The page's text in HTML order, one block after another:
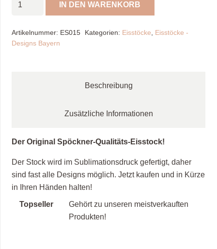
Menge
IN DEN WARENKORB
Artikelnummer: ES015 Kategorien: Eisstöcke
Eisstöcke -
Designs Bayern
Beschreibung
Zusätzliche Informationen
Der Original Spöckner-Qualitäts-Eisstock!
Der Stock wird im Sublimationsdruck gefertigt, daher
sind fast alle Designs möglich. Jetzt kaufen und in Kürze
in Ihren Händen halten!
Topseller
Gehört zu unseren meistverkauften
Produkten!